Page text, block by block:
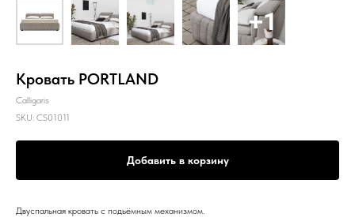
Кровать PORTLAND
Calligaris
SKU: CS01011
Добавить в корзину
Двуспальная кровать с подьёмным механизмом.